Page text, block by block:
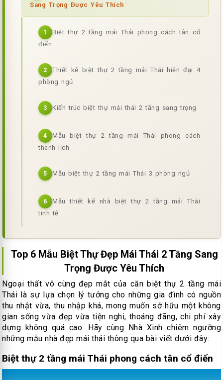
Sang Trọng Được Yêu Thích
1
Biệt thự 2 tầng mái Thái phong cách tân cổ
điển
2
Thiết kế biệt thự 2 tầng mái Thái hiện đại 4
phòng ngủ
3 Kiến trúc biệt thự mái thái 2 tầng sang trọng
4
Mẫu biệt thự 2 tầng mái Thái phong cách
thanh lịch
5 Mẫu biệt thự 2 tầng mái Thái 3 phòng ngủ
6
Mẫu thiết kế nhà biệt thự 2 tầng mái Thái
tinh tế
Top 6 Mẫu Biệt Thự Đẹp Mái Thái 2 Tầng Sang
Trọng Được Yêu Thích
Ngoại thất vô cùng đẹp mắt của căn biệt thự 2 tầng mái
Thái là sự lựa chọn lý tưởng cho những gia đình có nguồn
thu nhật vừa, thu nhập khá, mong muốn sở hữu một không
gian sống vừa đẹp vừa tiện nghi, thoáng đãng, chi phí xây
dựng không quá cao. Hãy cùng Nhà Xinh chiêm ngưỡng
những mẫu nhà đẹp mái thái thông qua bài viết dưới đây:
Biệt thự 2 tầng mái Thái phong cách tân cổ điển